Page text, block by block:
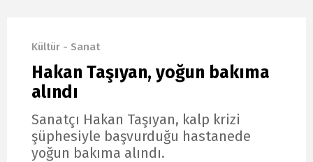
Kültür - Sanat
Hakan Taşıyan, yoğun bakıma
alındı
Sanatçı Hakan Taşıyan, kalp krizi
şüphesiyle başvurduğu hastanede
yoğun bakıma alındı.